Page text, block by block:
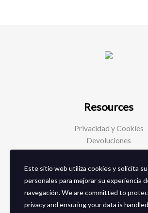
Resources
Privacidad y Cookies
Devoluciones
Social Media
Facebook
Instagram
Este sitio web utiliza cookies y solicita
personales para mejorar su experiencia
navegación. We are committed to
privacy and ensuring your data is